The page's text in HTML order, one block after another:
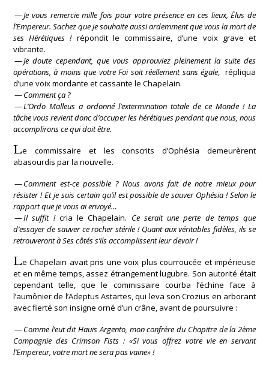
—Je vous remercie mille fois pour votre présence en ces lieux, Élus de
l’Empereur. Sachez que je souhaite aussi ardemment que vous la mort de
ses Hérétiques !répondit le commissaire, d’une voix grave et
vibrante.
—Je doute cependant, que vous approuviez pleinement la suite des
opérations, à moins que votre Foi soit réellement sans égale, répliqua
d’une voix mordante et cassante le Chapelain.
—Comment ça ?
—L’Ordo Malleus a ordonné l’extermination totale de ce Monde ! La
tâche vous revient donc d’occuper les hérétiques pendant que nous, nous
accomplirons ce qui doit être.
Le commissaire et les conscrits d’Ophésia demeurèrent
abasourdis par la nouvelle.
—Comment est-ce possible ? Nous avons fait de notre mieux pour
résister ! Et je suis certain qu’il est possible de sauver Ophésia ! Selon le
rapport que je vous ai envoyé…
—Il suffit !cria le Chapelain. Ce serait une perte de temps que
d’essayer de sauver ce rocher stérile ! Quant aux véritables fidèles, ils se
retrouveront à Ses côtés s’ils accomplissent leur devoir !
Le Chapelain avait pris une voix plus courroucée et impérieuse
et en même temps, assez étrangement lugubre. Son autorité était
cependant telle, que le commissaire courba l’échine face à
l’aumônier de l’Adeptus Astartes, qui leva son Crozius en arborant
avec fierté son insigne orné d’un crâne, avant de poursuivre :
—Comme l’eut dit Hauis Argento, mon confrère du Chapitre de la 2ème
Compagnie des Crimson Fists : «Si vous offrez votre vie en servant
l’Empereur, votre mort ne sera pas vaine» !